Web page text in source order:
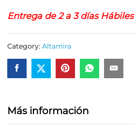
Entrega de 2 a 3 días Hábiles
Category: Altamira
Más información